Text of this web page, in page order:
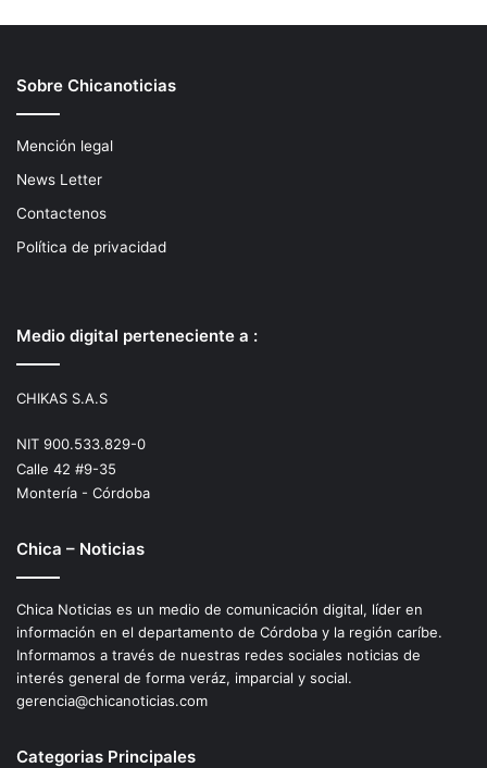
Sobre Chicanoticias
Mención legal
News Letter
Contactenos
Política de privacidad
Medio digital perteneciente a :
CHIKAS S.A.S
NIT 900.533.829-0
Calle 42 #9-35
Montería - Córdoba
Chica – Noticias
Chica Noticias es un medio de comunicación digital, líder en
información en el departamento de Córdoba y la región caríbe.
Informamos a través de nuestras redes sociales noticias de
interés general de forma veráz, imparcial y social.
gerencia@chicanoticias.com
Categorias Principales